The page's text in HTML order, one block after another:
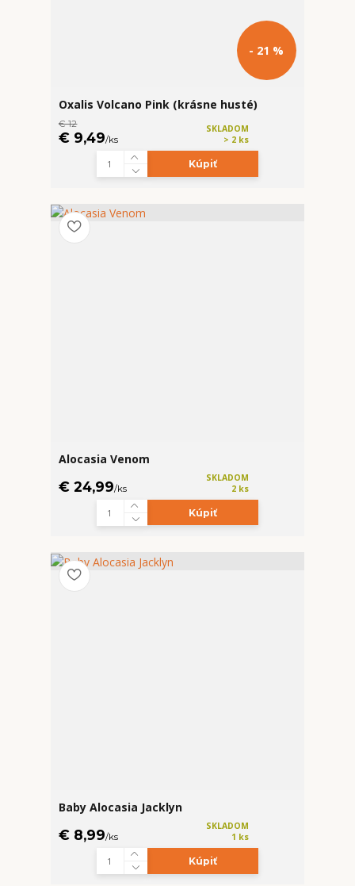
- 21 %
Oxalis Volcano Pink (krásne husté)
€ 12
€ 9,49/ks
SKLADOM
> 2 ks
Kúpiť
Alocasia Venom
€ 24,99/ks
SKLADOM
2 ks
Kúpiť
Baby Alocasia Jacklyn
€ 8,99/ks
SKLADOM
1 ks
Kúpiť